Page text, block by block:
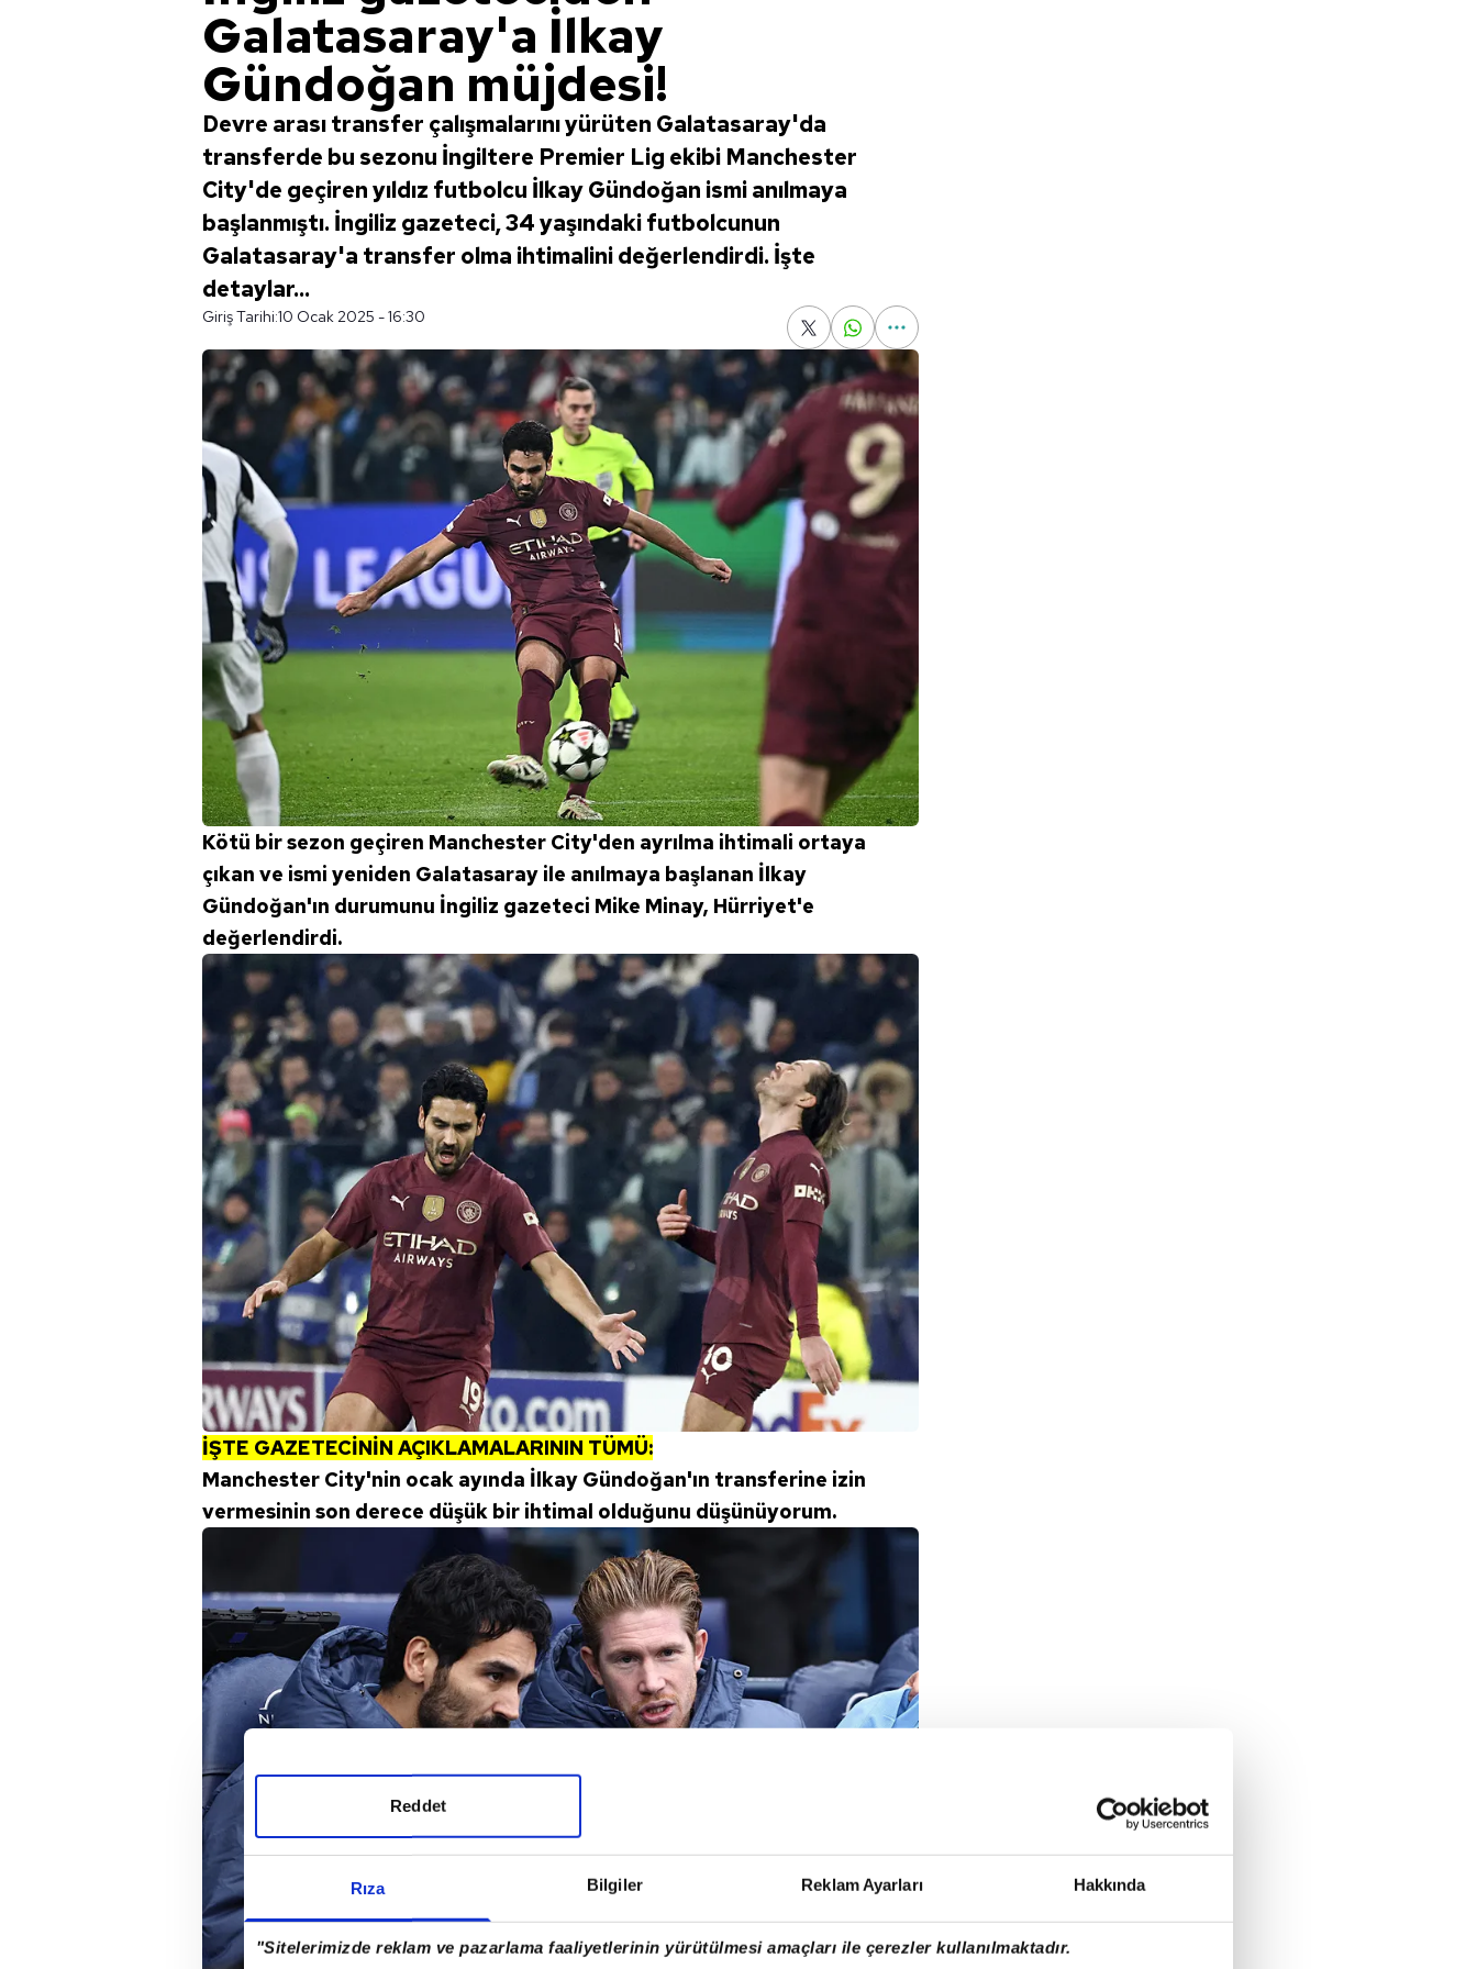
Rıza Bilgiler Reklam Ayarları Hakkında
"Sitelerimizde reklam ve pazarlama faaliyetlerinin yürütülmesi amaçları ile çerezler kullanılmaktadır.
Reddet
Galatasaray'a İlkay
Gündoğan müjdesi!
Devre arası transfer çalışmalarını yürüten Galatasaray'da
transferde bu sezonu İngiltere Premier Lig ekibi Manchester
City'de geçiren yıldız futbolcu İlkay Gündoğan ismi anılmaya
başlanmıştı. İngiliz gazeteci, 34 yaşındaki futbolcunun
Galatasaray'a transfer olma ihtimalini değerlendirdi. İşte
detaylar...
Giriş Tarihi:10 Ocak 2025 - 16:30
Kötü bir sezon geçiren Manchester City'den ayrılma ihtimali ortaya
çıkan ve ismi yeniden Galatasaray ile anılmaya başlanan İlkay
Gündoğan'ın durumunu İngiliz gazeteci Mike Minay, Hürriyet'e
değerlendirdi.
İŞTE GAZETECİNİN AÇIKLAMALARININ TÜMÜ:
Manchester City'nin ocak ayında İlkay Gündoğan'ın transferine izin
vermesinin son derece düşük bir ihtimal olduğunu düşünüyorum.